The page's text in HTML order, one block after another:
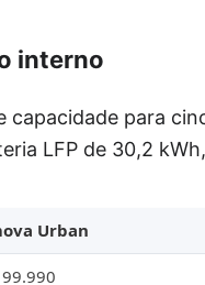
interno
capacidade para
LFP de 30,2
Urban
99.990